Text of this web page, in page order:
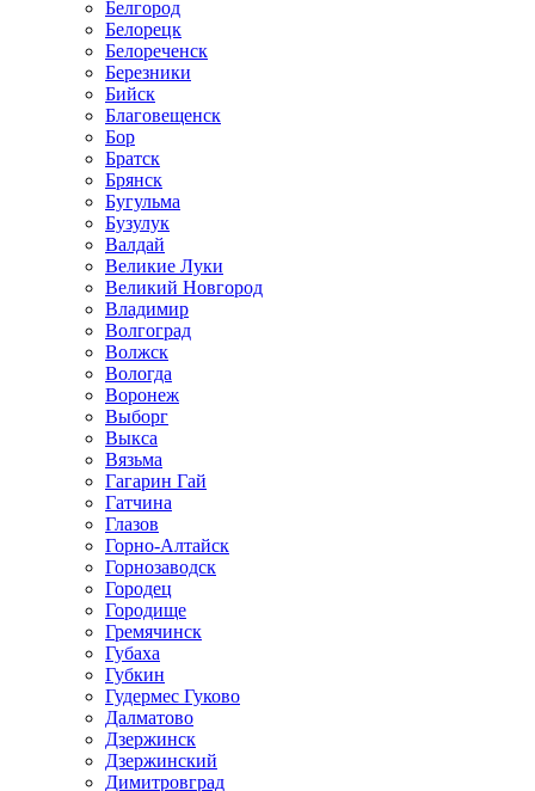
Белгород
Белорецк
Белореченск
Березники
Бийск
Благовещенск
Бор
Братск
Брянск
Бугульма
Бузулук
Валдай
Великие Луки
Великий Новгород
Владимир
Волгоград
Волжск
Вологда
Воронеж
Выборг
Выкса
Вязьма
Гагарин Гай
Гатчина
Глазов
Горно-Алтайск
Горнозаводск
Городец
Городище
Гремячинск
Губаха
Губкин
Гудермес Гуково
Далматово
Дзержинск
Дзержинский
Димитровград